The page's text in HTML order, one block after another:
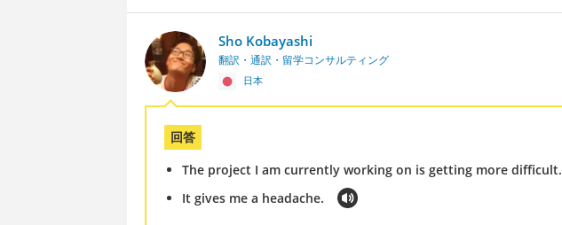
Sho Kobayashi
翻訳・通訳・留学コンサルティング
日本
回答
The project I am currently working on is getting more difficult.
It gives me a headache.